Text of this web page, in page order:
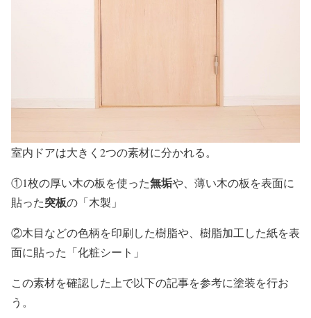
室内ドアは大きく2つの素材に分かれる。
①1枚の厚い木の板を使った無垢や、薄い木の板を表面に
貼った突板の「木製」
②木目などの色柄を印刷した樹脂や、樹脂加工した紙を表
面に貼った「化粧シート」
この素材を確認した上で以下の記事を参考に塗装を行お
う。